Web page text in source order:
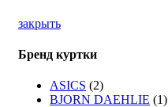
закрыть
Бренд куртки
ASICS (2)
BJORN DAEHLIE (1)